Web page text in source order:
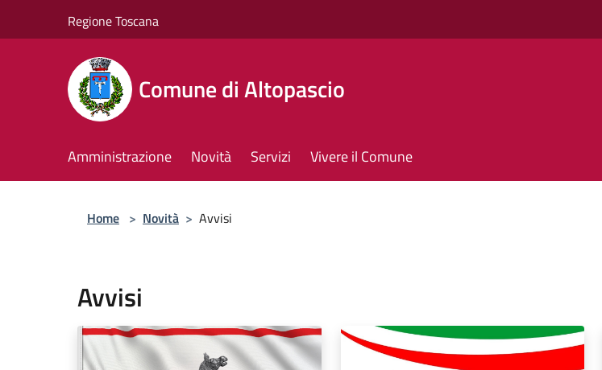
Regione Toscana
Comune di Altopascio
Amministrazione Novità Servizi Vivere il Comune
Home > Novità > Avvisi
Avvisi